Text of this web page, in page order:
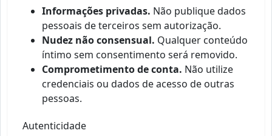
Informações privadas. Não publique dados
pessoais de terceiros sem autorização.
Nudez não consensual. Qualquer conteúdo
íntimo sem consentimento será removido.
Comprometimento de conta. Não utilize
credenciais ou dados de acesso de outras
pessoas.
Autenticidade